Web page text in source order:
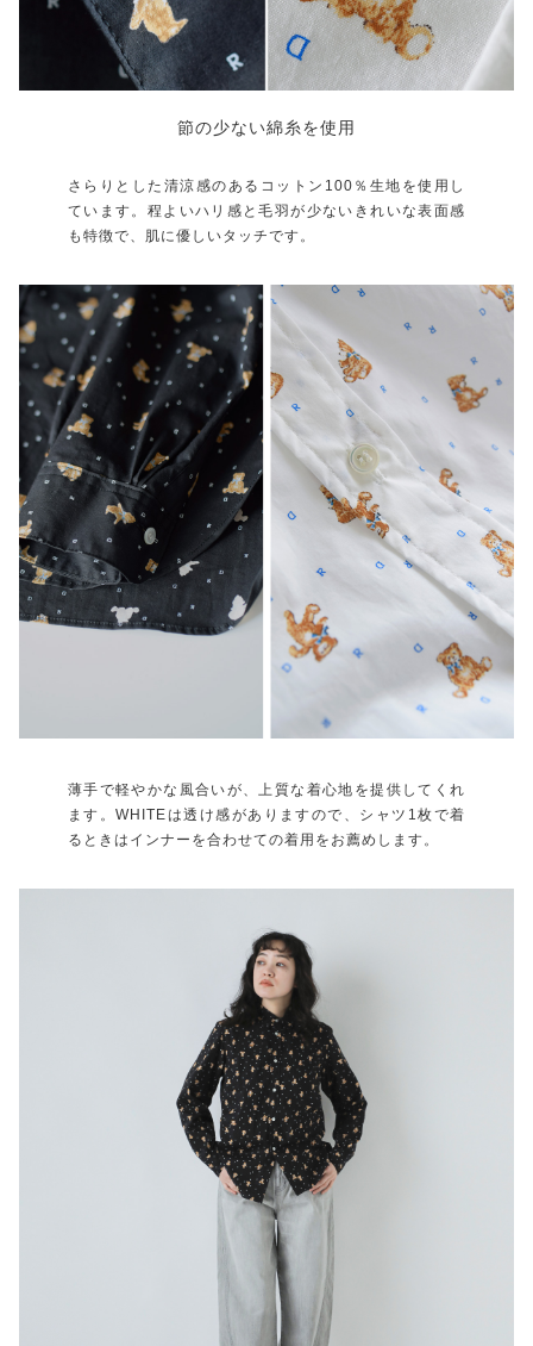
節の少ない綿糸を使用
さらりとした清涼感のあるコットン100％生地を使用し
ています。程よいハリ感と毛羽が少ないきれいな表面感
も特徴で、肌に優しいタッチです。
薄手で軽やかな風合いが、上質な着心地を提供してくれ
ます。WHITEは透け感がありますので、シャツ1枚で着
るときはインナーを合わせての着用をお薦めします。